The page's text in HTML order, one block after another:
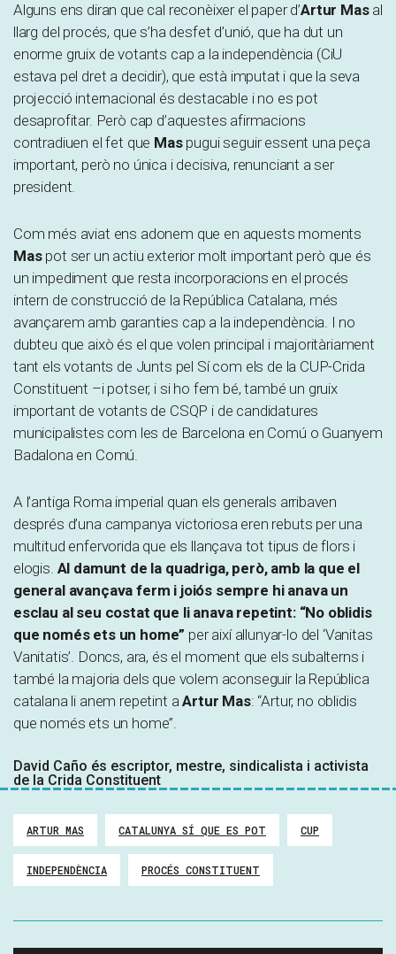
Alguns ens diran que cal reconèixer el paper d’Artur Masal
llarg del procés, que s’ha desfet d’unió, que ha dut un
enorme gruix de votants cap a la independència (CiU
estava pel dret a decidir), que està imputat i que la seva
projecció internacional és destacable i no es pot
desaprofitar. Però cap d’aquestes afirmacions
contradiuen el fet que Maspugui seguir essent una peça
important, però no única i decisiva, renunciant a ser
president.
Com més aviat ens adonem que en aquests moments
Maspot ser un actiu exterior molt important però que és
un impediment que resta incorporacions en el procés
intern de construcció de la República Catalana, més
avançarem amb garanties cap a la independència. I no
dubteu que això és el que volen principal i majoritàriament
tant els votants de Junts pel Sí com els de la CUP-Crida
Constituent –i potser, i si ho fem bé, també un gruix
important de votants de CSQP i de candidatures
municipalistes com les de Barcelona en Comú o Guanyem
Badalona en Comú.
A l’antiga Roma imperial quan els generals arribaven
després d’una campanya victoriosa eren rebuts per una
multitud enfervorida que els llançava tot tipus de flors i
elogis. Al damunt de la quadriga, però, amb la que el
general avançava ferm i joiós sempre hi anava un
esclau al seu costat que li anava repetint: “No oblidis
que només ets un home” per així allunyar-lo del ‘Vanitas
Vanitatis’. Doncs, ara, és el moment que els subalterns i
també la majoria dels que volem aconseguir la República
catalana li anem repetint aArtur Mas: “Artur, no oblidis
que només ets un home”.
David Caño és escriptor, mestre, sindicalista i activista
de la Crida Constituent
ARTUR MAS CATALUNYA SÍ QUE ES POT CUP
INDEPENDÈNCIA PROCÉS CONSTITUENT